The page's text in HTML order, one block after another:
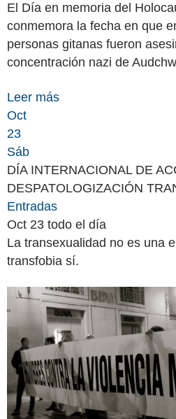
El Día en memoria del
conmemora la fecha en que
personas gitanas fueron
concentración nazi de
Leer más
Oct
23
Sáb
DÍA INTERNACIONAL DE
DESPATOLOGIZACIÓN
Entradas
Oct 23 todo el día
La transexualidad no es una
transfobia sí.